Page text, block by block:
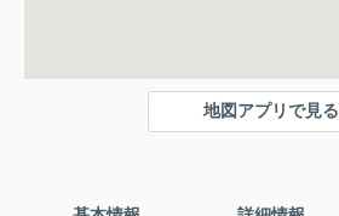
地図アプリで見る